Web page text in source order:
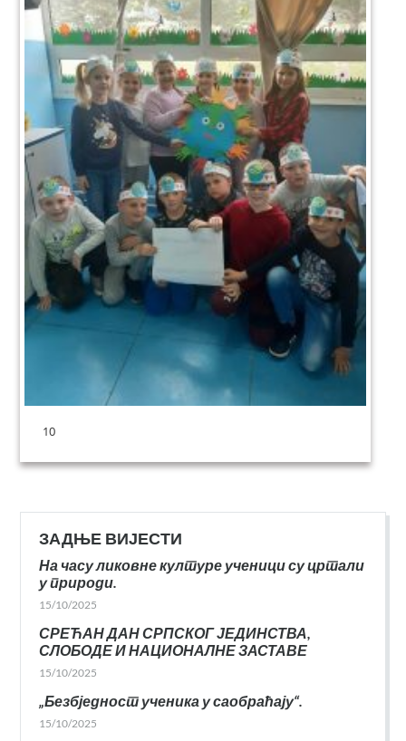
10
ЗАДЊЕ ВИЈЕСТИ
На часу ликовне културе ученици су цртали
у природи.
15/10/2025
СРЕЋАН ДАН СРПСКОГ ЈЕДИНСТВА,
СЛОБОДЕ И НАЦИОНАЛНЕ ЗАСТАВЕ
15/10/2025
„Безбједност ученика у саобраћају“.
15/10/2025